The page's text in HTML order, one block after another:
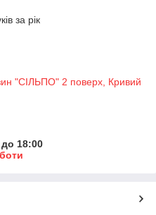
за рік
"СІЛЬПО" 2 поверх, Кривий
18:00